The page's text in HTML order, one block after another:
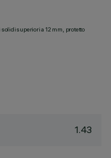
superiori a 12 mm, protetto
1.43